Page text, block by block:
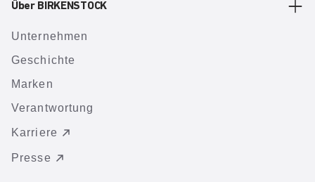
Über BIRKENSTOCK
Unternehmen
Geschichte
Marken
Verantwortung
Karriere
Presse